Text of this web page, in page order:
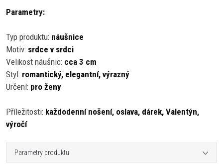
Parametry:
Typ produktu: náušnice
Motiv: srdce v srdci
Velikost náušnic: cca 3 cm
Styl: romantický, elegantní, výrazný
Určení: pro ženy
Příležitosti: každodenní nošení, oslava, dárek, Valentýn,
výročí
Parametry produktu